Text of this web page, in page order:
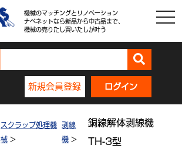
機械のマッチングとリノベーション
ナベネットなら新品から中古品まで、
機械の売りたし買いたしが叶う
新規会員登録 ログイン
スクラップ処理機
械 >
剥線
機 >
銅線解体剥線機
TH-3型